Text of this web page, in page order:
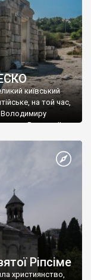
київський
на той час,
Володимиру
Василю ІІ, та
християнином.
Таврійського
Ріпсіме
християнство,